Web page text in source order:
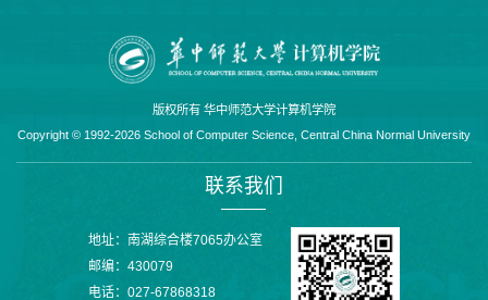
版权所有 华中师范大学计算机学院
Copyright © 1992-2026 School of Computer Science, Central China Normal University
联系我们
地址：南湖综合楼7065办公室
邮编：430079
电话：027-67868318